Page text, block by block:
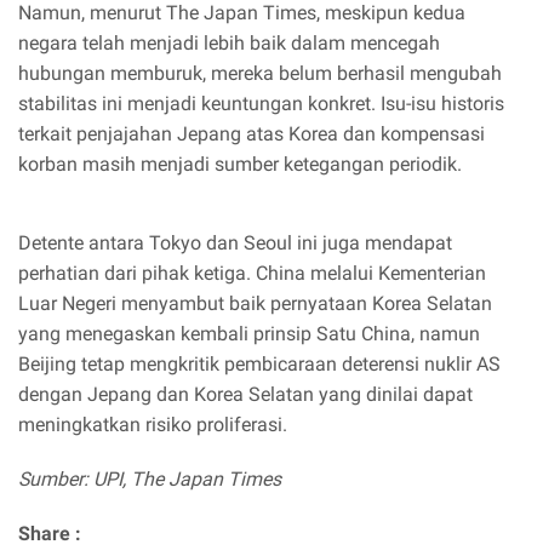
Namun, menurut The Japan Times, meskipun kedua
negara telah menjadi lebih baik dalam mencegah
hubungan memburuk, mereka belum berhasil mengubah
stabilitas ini menjadi keuntungan konkret. Isu-isu historis
terkait penjajahan Jepang atas Korea dan kompensasi
korban masih menjadi sumber ketegangan periodik.
Detente antara Tokyo dan Seoul ini juga mendapat
perhatian dari pihak ketiga. China melalui Kementerian
Luar Negeri menyambut baik pernyataan Korea Selatan
yang menegaskan kembali prinsip Satu China, namun
Beijing tetap mengkritik pembicaraan deterensi nuklir AS
dengan Jepang dan Korea Selatan yang dinilai dapat
meningkatkan risiko proliferasi.
Sumber: UPI, The Japan Times
Share :